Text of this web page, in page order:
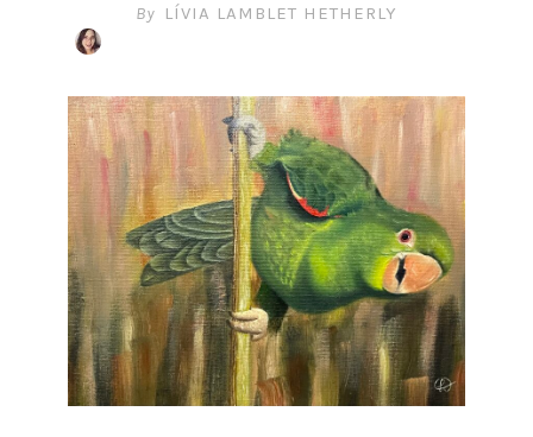
By LÍVIA LAMBLET HETHERLY